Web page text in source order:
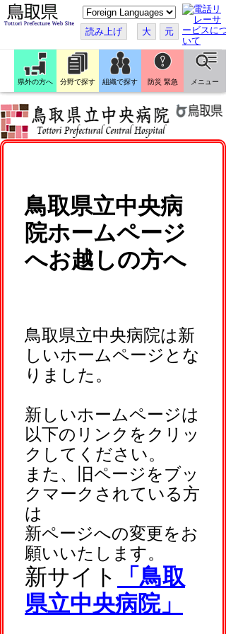
こ
の
ペ
ー
ジ
翻
訳
す
読み上げ 大 元
県外の方へ 分野で探す 組織で探す 防災 緊急 メニュー
鳥取県立中央病
院ホームページ
へお越しの方へ
鳥取県立中央病院は新
しいホームページとな
りました。
新しいホームページは
以下のリンクをクリッ
クしてください。
また、旧ページをブッ
クマークされている方
は
新ページへの変更をお
願いいたします。
新サイト
「鳥取
県立中央病院」